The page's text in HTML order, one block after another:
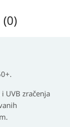
UVB zračenja